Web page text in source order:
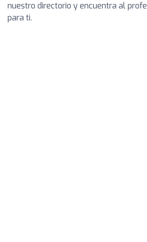
nuestro directorio y encuentra al
para ti.